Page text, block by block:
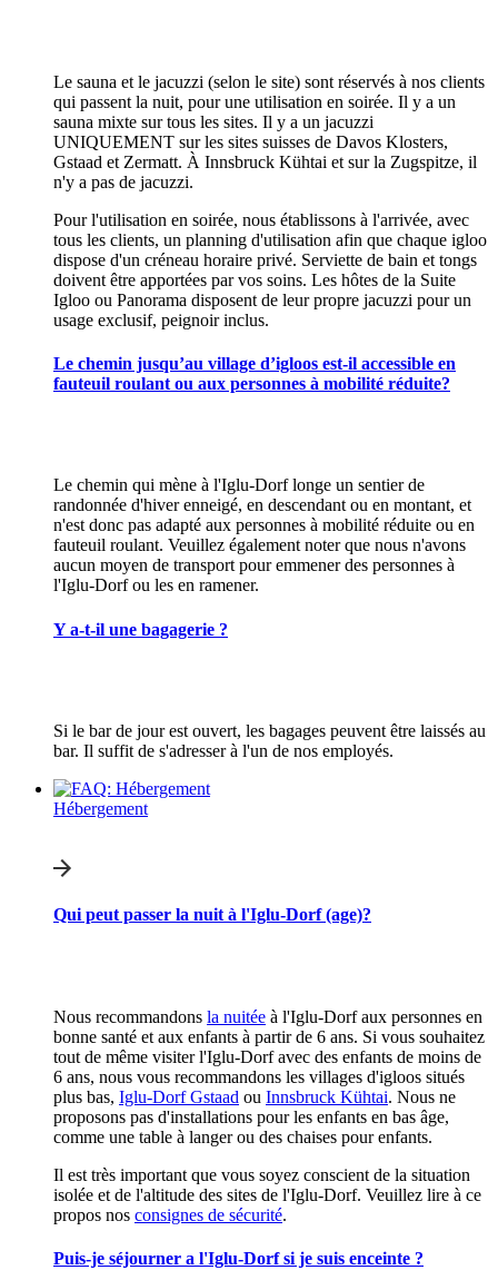
Le sauna et le jacuzzi (selon le site) sont réservés à nos clients
qui passent la nuit, pour une utilisation en soirée. Il y a un
sauna mixte sur tous les sites. Il y a un jacuzzi
UNIQUEMENT sur les sites suisses de Davos Klosters,
Gstaad et Zermatt. À Innsbruck Kühtai et sur la Zugspitze, il
n'y a pas de jacuzzi.
Pour l'utilisation en soirée, nous établissons à l'arrivée, avec
tous les clients, un planning d'utilisation afin que chaque igloo
dispose d'un créneau horaire privé. Serviette de bain et tongs
doivent être apportées par vos soins. Les hôtes de la Suite
Igloo ou Panorama disposent de leur propre jacuzzi pour un
usage exclusif, peignoir inclus.
Le chemin jusqu’au village d’igloos est-il accessible en
fauteuil roulant ou aux personnes à mobilité réduite?
Le chemin qui mène à l'Iglu-Dorf longe un sentier de
randonnée d'hiver enneigé, en descendant ou en montant, et
n'est donc pas adapté aux personnes à mobilité réduite ou en
fauteuil roulant. Veuillez également noter que nous n'avons
aucun moyen de transport pour emmener des personnes à
l'Iglu-Dorf ou les en ramener.
Y a-t-il une bagagerie ?
Si le bar de jour est ouvert, les bagages peuvent être laissés au
bar. Il suffit de s'adresser à l'un de nos employés.
Hébergement
Qui peut passer la nuit à l'Iglu-Dorf (age)?
Nous recommandons la nuitée à l'Iglu-Dorf aux personnes en
bonne santé et aux enfants à partir de 6 ans. Si vous souhaitez
tout de même visiter l'Iglu-Dorf avec des enfants de moins de
6 ans, nous vous recommandons les villages d'igloos situés
plus bas, Iglu-Dorf Gstaad ou Innsbruck Kühtai. Nous ne
proposons pas d'installations pour les enfants en bas âge,
comme une table à langer ou des chaises pour enfants.
Il est très important que vous soyez conscient de la situation
isolée et de l'altitude des sites de l'Iglu-Dorf. Veuillez lire à ce
propos nos consignes de sécurité.
Puis-je séjourner a l'Iglu-Dorf si je suis enceinte ?